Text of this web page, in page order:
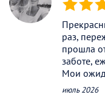
(*) (*)
раз,
прошла
заботе,
Мои
июль 2026